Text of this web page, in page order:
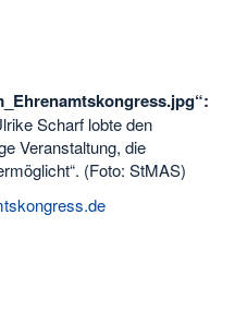
Scharf lobte den
Veranstaltung, die
(Foto: StMAS)